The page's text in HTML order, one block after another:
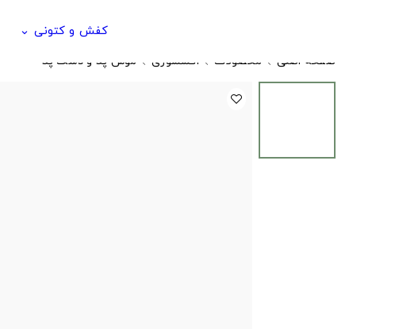
کفش و کتونی keyboard_arrow_down
صفحه اصلی محصولات اکسسوری موس پد و دسک پد